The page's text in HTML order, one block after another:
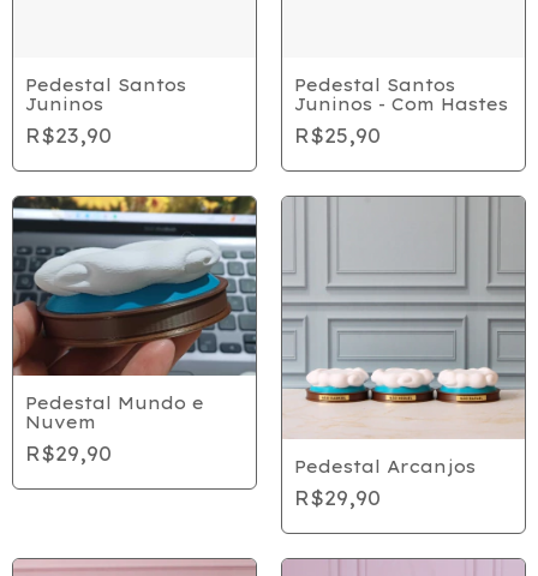
Pedestal Santos
Juninos
R$23,90
Pedestal Santos
Juninos - Com Hastes
R$25,90
Pedestal Mundo e
Nuvem
R$29,90
Pedestal Arcanjos
R$29,90